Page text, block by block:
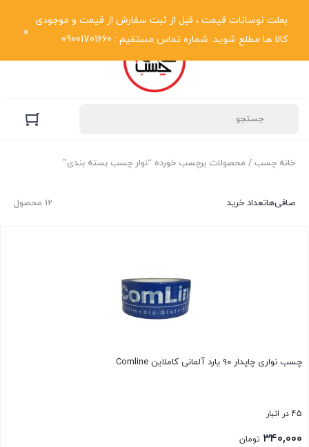
بعلت نوسانات قیمت ، قبل از ثبت سفارش از قیمت و موجودی
کالا ها مطلع شوید. شماره تماس مستقیم : 09001701660
خانه چسب / محصولات برچسب خورده “نوار چسب بسته بندی”
12 محصول صافی‌هاتعداد خرید
چسب نواری چاپدار ۹۰ یارد آلمانی کاملاین Comline
45 در انبار
۳۴۰,۰۰۰ تومان